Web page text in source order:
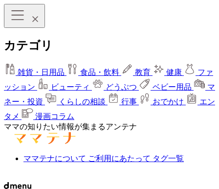
カテゴリ
雑貨・日用品 食品・飲料 教育 健康
ファ
ッション
ビューティ どうぶつ ベビー用品
マ
ネー・投資
くらしの相談 行事 おでかけ
エン
タメ
漫画コラム
ママの知りたい情報が集まるアンテナ
ママテナについて ご利用にあたって タグ一覧